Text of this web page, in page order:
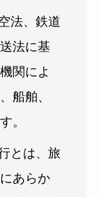
法、鉄道
法に基
関によ
船舶、
。
とは、旅
あらか